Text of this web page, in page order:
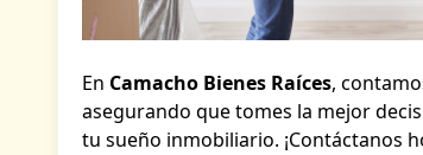
En Camacho Bienes Raíces,
asegurando que tomes la mejor
tu sueño inmobiliario. ¡Contáctanos